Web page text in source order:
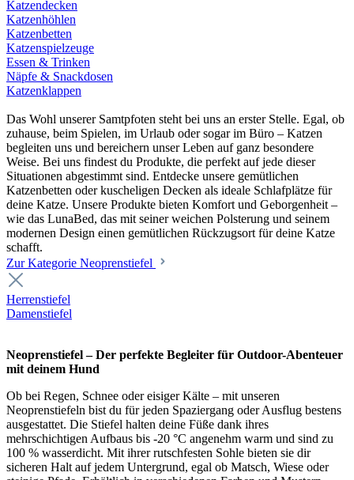
Katzendecken
Katzenhöhlen
Katzenbetten
Katzenspielzeuge
Essen & Trinken
Näpfe & Snackdosen
Katzenklappen
Das Wohl unserer Samtpfoten steht bei uns an erster Stelle. Egal, ob
zuhause, beim Spielen, im Urlaub oder sogar im Büro – Katzen
begleiten uns und bereichern unser Leben auf ganz besondere
Weise. Bei uns findest du Produkte, die perfekt auf jede dieser
Situationen abgestimmt sind. Entdecke unsere gemütlichen
Katzenbetten oder kuscheligen Decken als ideale Schlafplätze für
deine Katze. Unsere Produkte bieten Komfort und Geborgenheit –
wie das LunaBed, das mit seiner weichen Polsterung und seinem
modernen Design einen gemütlichen Rückzugsort für deine Katze
schafft.
Zur Kategorie Neoprenstiefel
Herrenstiefel
Damenstiefel
Neoprenstiefel – Der perfekte Begleiter für Outdoor-Abenteuer
mit deinem Hund
Ob bei Regen, Schnee oder eisiger Kälte – mit unseren
Neoprenstiefeln bist du für jeden Spaziergang oder Ausflug bestens
ausgestattet. Die Stiefel halten deine Füße dank ihres
mehrschichtigen Aufbaus bis -20 °C angenehm warm und sind zu
100 % wasserdicht. Mit ihrer rutschfesten Sohle bieten sie dir
sicheren Halt auf jedem Untergrund, egal ob Matsch, Wiese oder